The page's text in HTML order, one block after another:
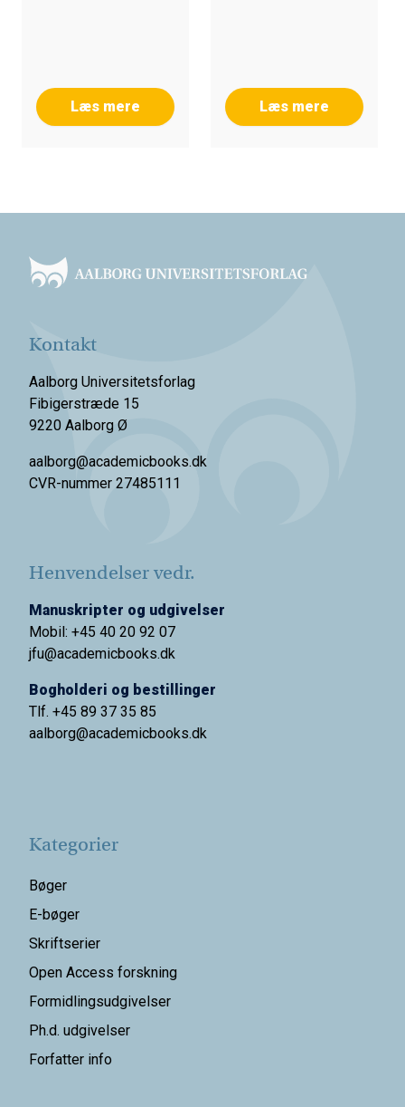
Læs mere Læs mere
Kontakt
Aalborg Universitetsforlag
Fibigerstræde 15
9220 Aalborg Ø
aalborg@academicbooks.dk
CVR-nummer 27485111
Henvendelser vedr.
Manuskripter og udgivelser
Mobil: +45 40 20 92 07
jfu@academicbooks.dk
Bogholderi og bestillinger
Tlf. +45 89 37 35 85
aalborg@academicbooks.dk
Kategorier
Bøger
E-bøger
Skriftserier
Open Access forskning
Formidlingsudgivelser
Ph.d. udgivelser
Forfatter info